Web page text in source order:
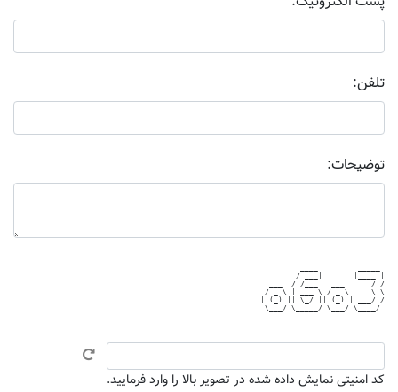
تلفن:
توضیحات:
        / ___|       |____ |
  ___  / /___   ___      / /
/ _ \ | ___ \ / _ \     \ \
| (_) || \_/ || (_) |.___/ /
\___/ \_____/ \___/ \____/
کد امنیتی نمایش داده شده در تصویر بالا را وارد فرمایید.